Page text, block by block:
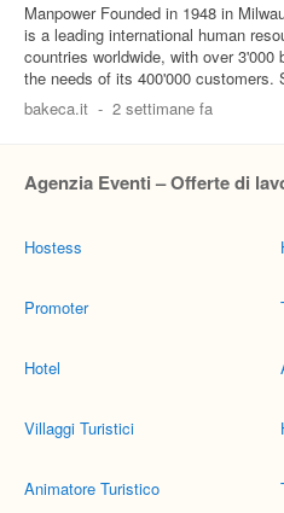
Manpower Founded in 1948 in
is a leading international human
countries worldwide, with over
the needs of its 400'000 customers.
bakeca.it - 2 settimane fa
Agenzia Eventi – Offerte di
Hostess
Promoter
Hotel
Villaggi Turistici
Animatore Turistico